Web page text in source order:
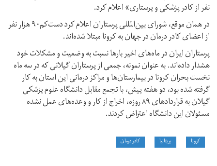
نفر از کادر پزشکی و پرستاری» اعلام کرد.
در همان موقع، شورای بین‌المللی پرستاران اعلام کرد دست‌کم۹۰ هزار نفر
از اعضای کادر درمان در جهان به کرونا مبتلا شده‌اند.
پرستاران ایران در ماه‌های اخیر بارها نسبت به وضعیت و مشکلات خود
هشدار داده‌اند. به عنوان نمونه، جمعی از پرستاران گیلانی که در سه ماه
نخست بحران کرونا در بیمارستان‌ها و مراکز درمانی این استان به کار
گرفته شده بود، دو هفته پیش، با تجمع مقابل دانشگاه علوم پزشکی
گیلان به قراردادهای ۸۹ روزه، اخراج از کار و وعده‌های عمل نشده
مسئولان این دانشگاه اعتراض کردند.
کرونا بریتانیا کادر درمان